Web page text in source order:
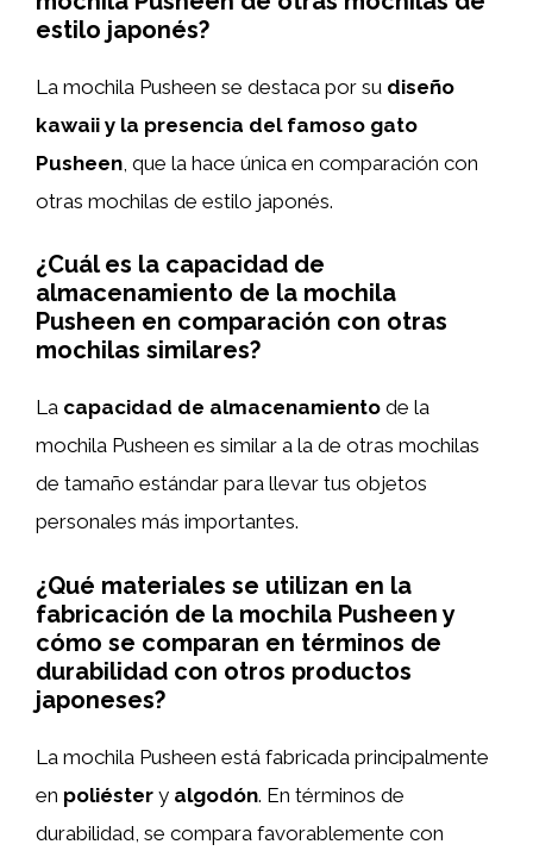
estilo japonés?
La mochila Pusheen se destaca por su diseño
kawaii y la presencia del famoso gato
Pusheen , que la hace única en comparación con
otras mochilas de estilo japonés.
¿Cuál es la capacidad de
almacenamiento de la mochila
Pusheen en comparación con otras
mochilas similares?
La capacidad de almacenamiento de la
mochila Pusheen es similar a la de otras mochilas
de tamaño estándar para llevar tus objetos
personales más importantes.
¿Qué materiales se utilizan en la
fabricación de la mochila Pusheen y
cómo se comparan en términos de
durabilidad con otros productos
japoneses?
La mochila Pusheen está fabricada principalmente
en poliéster y algodón. En términos de
durabilidad, se compara favorablemente con